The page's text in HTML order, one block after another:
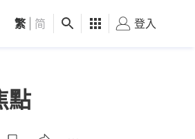
觀點 健康 好食玩飛
繁 简 登入
點